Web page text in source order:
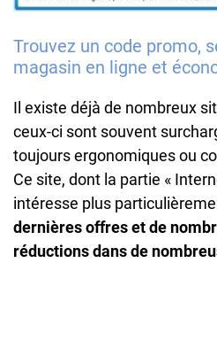
Trouvez un code promo,
magasin en ligne et
Il existe déjà de nombreux
ceux-ci sont souvent
toujours ergonomiques ou
Ce site, dont la partie «
intéresse plus
dernières offres et de
réductions dans de